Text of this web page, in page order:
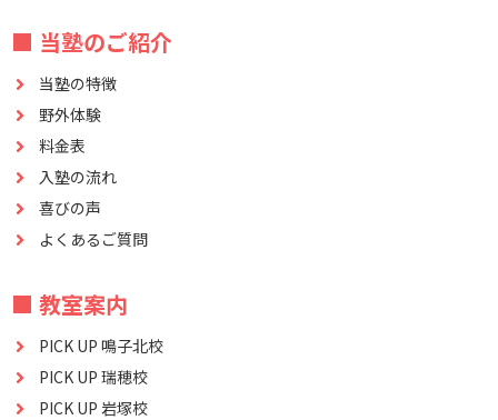
■ 当塾のご紹介
当塾の特徴
野外体験
料金表
入塾の流れ
喜びの声
よくあるご質問
■ 教室案内
PICK UP 鳴子北校
PICK UP 瑞穂校
PICK UP 岩塚校